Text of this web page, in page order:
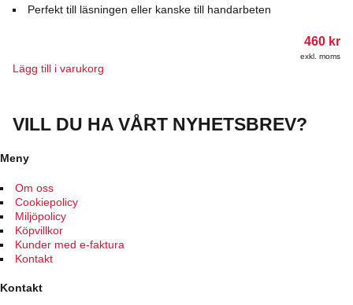
olika
på
produktsidan
Perfekt till läsningen eller kanske till handarbeten
460 kr
exkl. moms
Lägg till i varukorg
VILL DU HA VÅRT NYHETSBREV?
Meny
Om oss
Cookiepolicy
Miljöpolicy
Köpvillkor
Kunder med e-faktura
Kontakt
Kontakt